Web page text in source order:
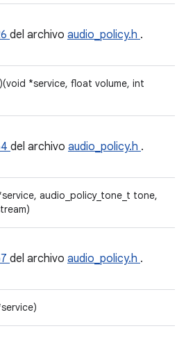
del archivo audio_policy.h .
*service, float volume, int
del archivo audio_policy.h .
audio_policy_tone_t tone,
del archivo audio_policy.h .